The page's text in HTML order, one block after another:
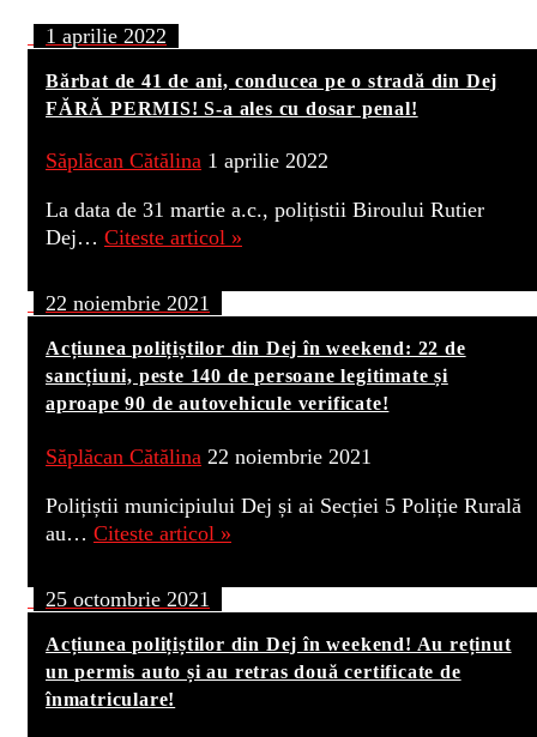
1 aprilie 2022
Bărbat de 41 de ani, conducea pe o stradă din Dej
FĂRĂ PERMIS! S-a ales cu dosar penal!
Săplăcan Cătălina 1 aprilie 2022
La data de 31 martie a.c., polițistii Biroului Rutier
Dej… Citeste articol »
22 noiembrie 2021
Acțiunea polițiștilor din Dej în weekend: 22 de
sancțiuni, peste 140 de persoane legitimate și
aproape 90 de autovehicule verificate!
Săplăcan Cătălina 22 noiembrie 2021
Polițiștii municipiului Dej și ai Secției 5 Poliție Rurală
au… Citeste articol »
25 octombrie 2021
Acțiunea polițiștilor din Dej în weekend! Au reținut
un permis auto și au retras două certificate de
înmatriculare!